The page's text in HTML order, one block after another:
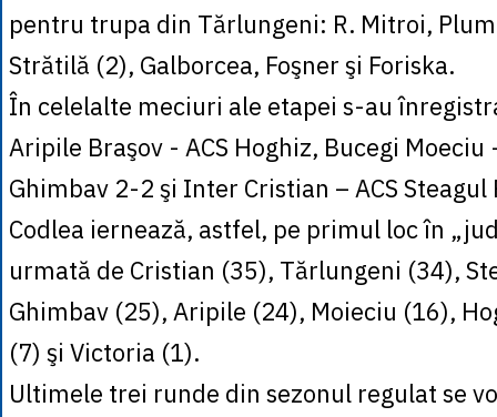
pentru trupa din Tărlungeni: R. Mitroi,
Strătilă (2), Galborcea, Foşner şi Foriska.
În celelalte meciuri ale etapei s-au
Aripile Braşov - ACS Hoghiz, Bucegi
Ghimbav 2-2 şi Inter Cristian – ACS Steagul
Codlea iernează, astfel, pe primul loc în
urmată de Cristian (35), Tărlungeni (34),
Ghimbav (25), Aripile (24), Moieciu (16),
(7) şi Victoria (1).
Ultimele trei runde din sezonul regulat se